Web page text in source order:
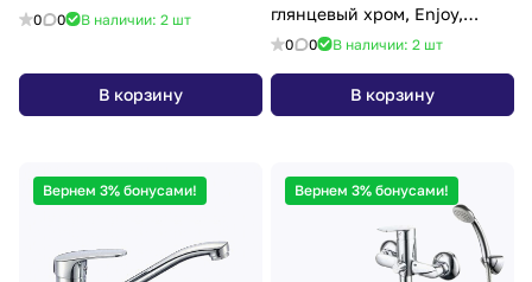
0 0 В наличии: 2 шт
В корзину
глянцевый хром, Enjoy,
MI,ENJSB00M10
0 0 В наличии: 2 шт
В корзину
Вернем 3% бонусами! Вернем 3% бонусами!